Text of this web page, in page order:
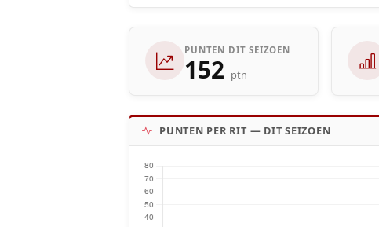
PUNTEN DIT SEIZOEN
152 ptn
PUNTEN PER RIT — DIT SEIZOEN